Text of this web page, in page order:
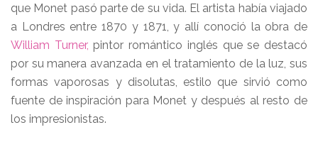
que Monet pasó parte de su vida. El artista había viajado
a Londres entre 1870 y 1871, y allí conoció la obra de
William Turner, pintor romántico inglés que se destacó
por su manera avanzada en el tratamiento de la luz, sus
formas vaporosas y disolutas, estilo que sirvió como
fuente de inspiración para Monet y después al resto de
los impresionistas.